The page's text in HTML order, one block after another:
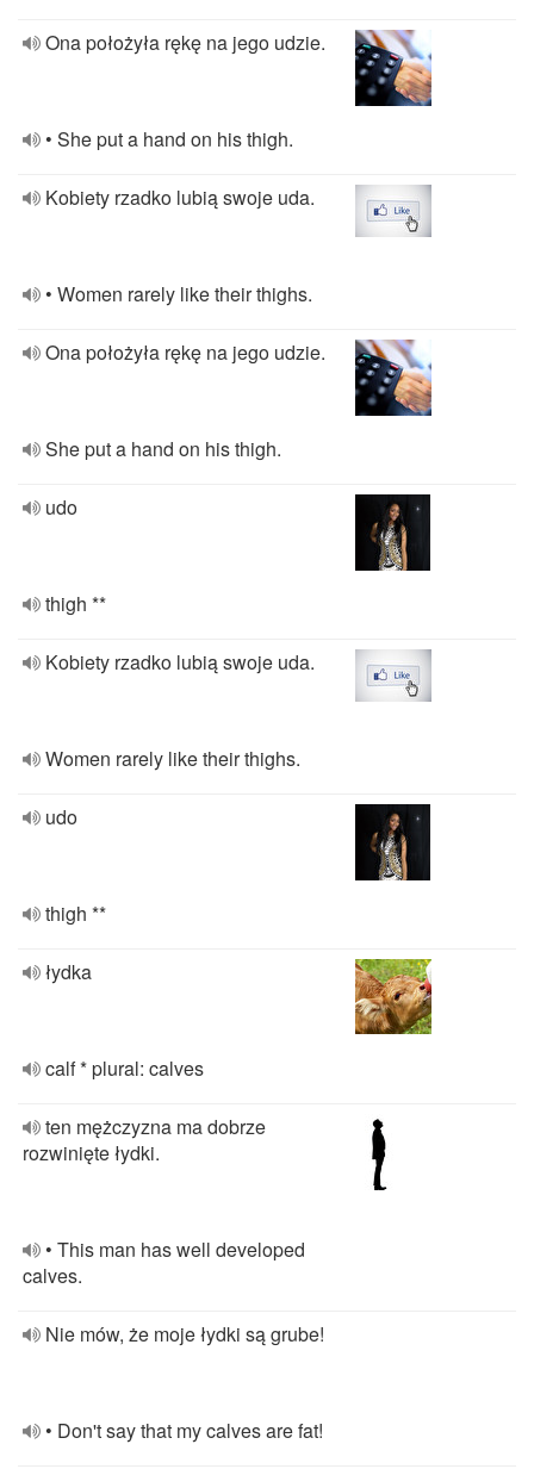
Ona położyła rękę na jego udzie.
• She put a hand on his thigh.
Kobiety rzadko lubią swoje uda.
• Women rarely like their thighs.
Ona położyła rękę na jego udzie.
She put a hand on his thigh.
udo
thigh **
Kobiety rzadko lubią swoje uda.
Women rarely like their thighs.
udo
thigh **
łydka
calf * plural: calves
ten mężczyzna ma dobrze
rozwinięte łydki.
• This man has well developed
calves.
Nie mów, że moje łydki są grube!
• Don't say that my calves are fat!